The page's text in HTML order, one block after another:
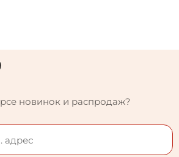
новинок и распродаж?